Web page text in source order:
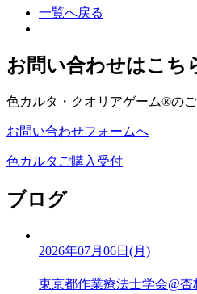
一覧へ戻る
お問い合わせはこち
色カルタ・クオリアゲーム®の
お問い合わせフォームへ
色カルタご購入受付
ブログ
2026年07月06日(月)
東京都作業療法士学会@